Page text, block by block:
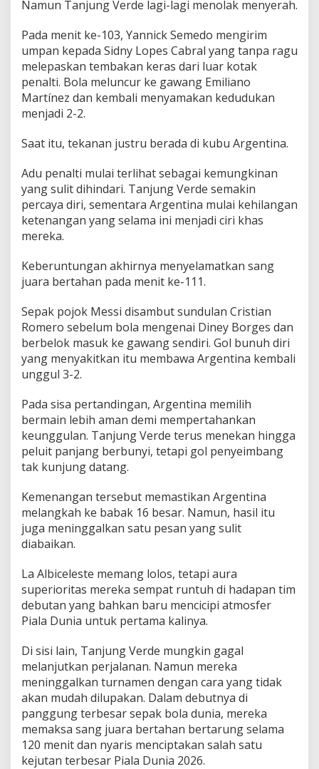
Namun Tanjung Verde lagi-lagi menolak menyerah.
Pada menit ke-103, Yannick Semedo mengirim
umpan kepada Sidny Lopes Cabral yang tanpa ragu
melepaskan tembakan keras dari luar kotak
penalti. Bola meluncur ke gawang Emiliano
Martínez dan kembali menyamakan kedudukan
menjadi 2-2.
Saat itu, tekanan justru berada di kubu Argentina.
Adu penalti mulai terlihat sebagai kemungkinan
yang sulit dihindari. Tanjung Verde semakin
percaya diri, sementara Argentina mulai kehilangan
ketenangan yang selama ini menjadi ciri khas
mereka.
Keberuntungan akhirnya menyelamatkan sang
juara bertahan pada menit ke-111.
Sepak pojok Messi disambut sundulan Cristian
Romero sebelum bola mengenai Diney Borges dan
berbelok masuk ke gawang sendiri. Gol bunuh diri
yang menyakitkan itu membawa Argentina kembali
unggul 3-2.
Pada sisa pertandingan, Argentina memilih
bermain lebih aman demi mempertahankan
keunggulan. Tanjung Verde terus menekan hingga
peluit panjang berbunyi, tetapi gol penyeimbang
tak kunjung datang.
Kemenangan tersebut memastikan Argentina
melangkah ke babak 16 besar. Namun, hasil itu
juga meninggalkan satu pesan yang sulit
diabaikan.
La Albiceleste memang lolos, tetapi aura
superioritas mereka sempat runtuh di hadapan tim
debutan yang bahkan baru mencicipi atmosfer
Piala Dunia untuk pertama kalinya.
Di sisi lain, Tanjung Verde mungkin gagal
melanjutkan perjalanan. Namun mereka
meninggalkan turnamen dengan cara yang tidak
akan mudah dilupakan. Dalam debutnya di
panggung terbesar sepak bola dunia, mereka
memaksa sang juara bertahan bertarung selama
120 menit dan nyaris menciptakan salah satu
kejutan terbesar Piala Dunia 2026.